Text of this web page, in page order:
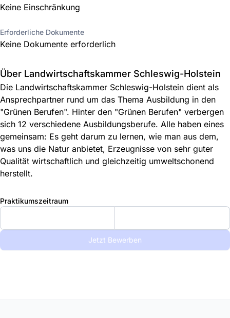
Keine Einschränkung
Erforderliche Dokumente
Keine Dokumente erforderlich
Über Landwirtschaftskammer Schleswig-Holstein
Die Landwirtschaftskammer Schleswig-Holstein dient als
Ansprechpartner rund um das Thema Ausbildung in den
"Grünen Berufen". Hinter den "Grünen Berufen" verbergen
sich 12 verschiedene Ausbildungsberufe. Alle haben eines
gemeinsam: Es geht darum zu lernen, wie man aus dem,
was uns die Natur anbietet, Erzeugnisse von sehr guter
Qualität wirtschaftlich und gleichzeitig umweltschonend
herstellt.
Praktikumszeitraum
Jetzt Bewerben